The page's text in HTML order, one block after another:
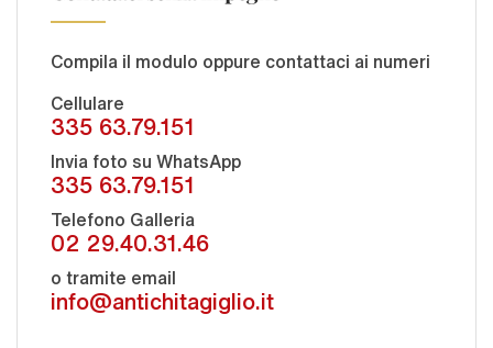
Compila il modulo oppure contattaci ai numeri
Cellulare
335 63.79.151
Invia foto su WhatsApp
335 63.79.151
Telefono Galleria
02 29.40.31.46
o tramite email
info@antichitagiglio.it